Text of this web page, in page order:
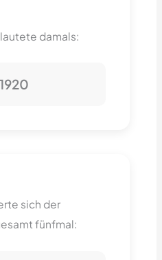
damals:
sich der
fünfmal: